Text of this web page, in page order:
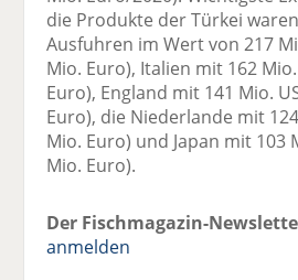
die Produkte der Türkei
Ausfuhren im Wert von 217
Mio. Euro), Italien mit 162
Euro), England mit 141 Mio.
Euro), die Niederlande mit
Mio. Euro) und Japan mit 103
Mio. Euro).
Der Fischmagazin-
anmelden